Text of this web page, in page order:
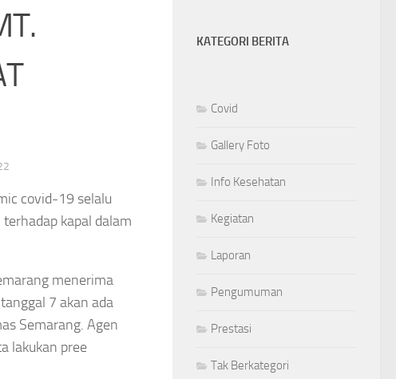
covid-19 selalu
kapal dalam
menerima
7 akan ada
Semarang. Agen
lakukan pree
KATEGORI BERITA
Covid
Gallery Foto
Info Kesehatan
Kegiatan
Laporan
Pengumuman
Prestasi
Tak Berkategori